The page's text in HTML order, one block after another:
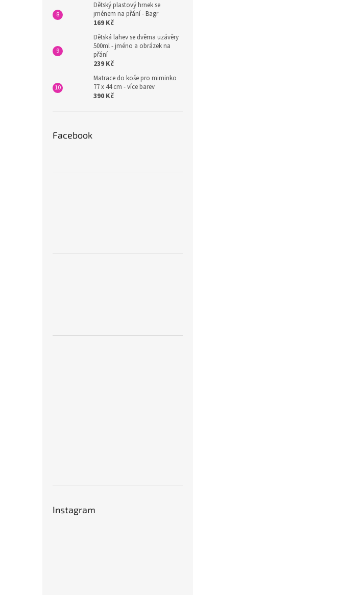
Dětský plastový hrnek se
jménem na přání - Bagr
169 Kč
Dětská lahev se dvěma uzávěry
500ml - jméno a obrázek na
přání
239 Kč
Matrace do koše pro miminko
77 x 44 cm - více barev
390 Kč
Facebook
Instagram